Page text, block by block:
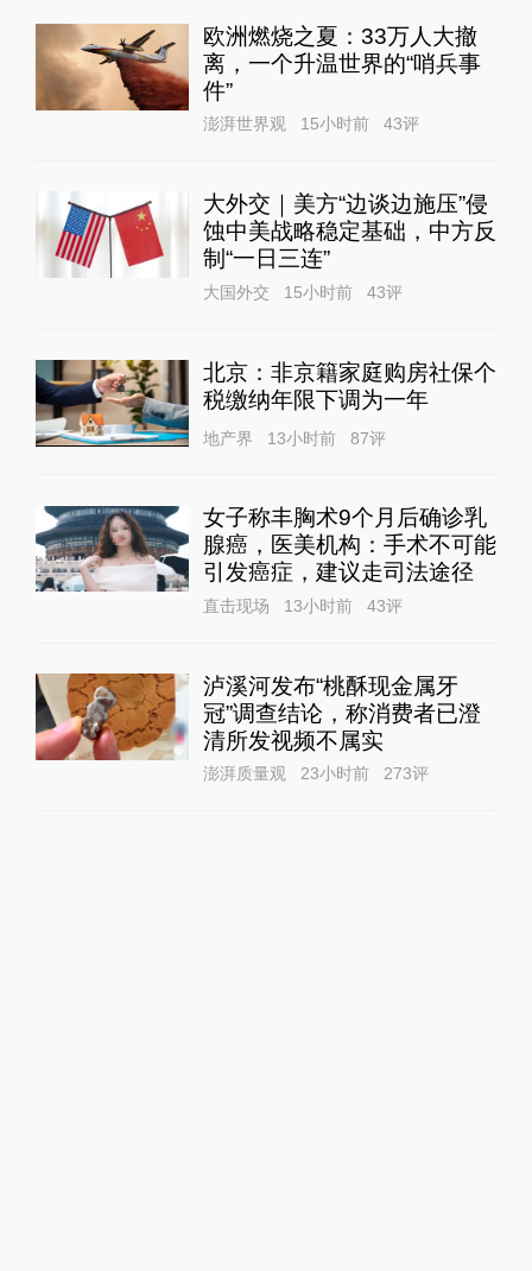
欧洲燃烧之夏：33万人大撤
离，一个升温世界的“哨兵事
件”
澎湃世界观 15小时前 43评
大外交｜美方“边谈边施压”侵
蚀中美战略稳定基础，中方反
制“一日三连”
大国外交 15小时前 43评
北京：非京籍家庭购房社保个
税缴纳年限下调为一年
地产界 13小时前 87评
女子称丰胸术9个月后确诊乳
腺癌，医美机构：手术不可能
引发癌症，建议走司法途径
直击现场 13小时前 43评
泸溪河发布“桃酥现金属牙
冠”调查结论，称消费者已澄
清所发视频不属实
澎湃质量观 23小时前 273评